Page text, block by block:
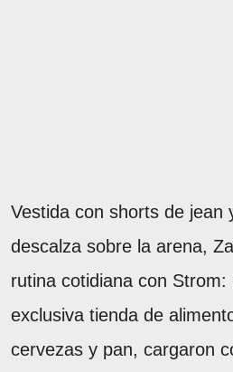
Vestida con shorts de jean
descalza sobre la arena,
rutina cotidiana con
exclusiva tienda de
cervezas y pan, cargaron